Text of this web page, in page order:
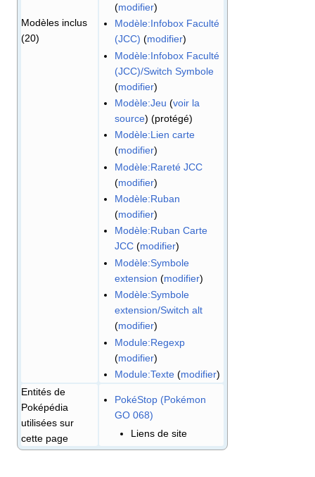
Modèles inclus
(20)
(modifier)
Modèle:Infobox Faculté
(JCC) (modifier)
Modèle:Infobox Faculté
(JCC)/Switch Symbole
(modifier)
Modèle:Jeu (voir la
source) (protégé)
Modèle:Lien carte
(modifier)
Modèle:Rareté JCC
(modifier)
Modèle:Ruban
(modifier)
Modèle:Ruban Carte
JCC (modifier)
Modèle:Symbole
extension (modifier)
Modèle:Symbole
extension/Switch alt
(modifier)
Module:Regexp
(modifier)
Module:Texte (modifier)
Entités de
Poképédia
utilisées sur
cette page
PokéStop (Pokémon
GO 068)
Liens de site